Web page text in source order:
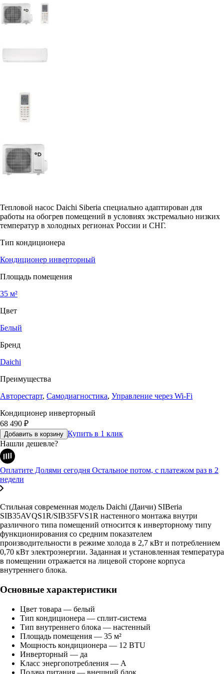
Тепловой насос Daichi Siberia специально адаптирован для
работы на обогрев помещений в условиях экстремально низких
температур в холодных регионах России и СНГ.
Тип кондиционера
Кондиционер инверторный
Площадь помещения
35 м²
Цвет
Белый
Бренд
Daichi
Преимущества
Авторестарт, Самодиагностика, Управление через Wi-Fi
Кондиционер инверторный
68 490 ₽
Добавить в корзину Купить в 1 клик
Нашли дешевле?
Оплатите Долями сегодня Остальное потом, с платежом раз в 2
недели
Стильная современная модель Daichi (Даичи) SIBeria
SIB35AVQS1R/SIB35FVS1R настенного монтажа внутри
различного типа помещений относится к инверторному типу
функционирования со средним показателем
производительности в режиме холода в 2,7 кВт и потреблением
0,70 кВт электроэнергии. Заданная и установленная температура
в помещении отражается на лицевой стороне корпуса
внутреннего блока.
Основные характеристики
Цвет товара — белый
Тип кондиционера — сплит-система
Тип внутреннего блока — настенный
Площадь помещения — 35 м²
Мощность кондиционера — 12 BTU
Инверторный — да
Класс энергопотребления — A
Подача питания — внешний блок